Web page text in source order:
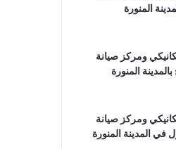
المنورة
ومركز صيانة
المنورة
ومركز صيانة
المدينة المنورة